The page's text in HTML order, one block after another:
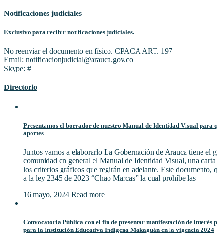
Notificaciones judiciales
Exclusivo para recibir notificaciones judiciales.
No reenviar el documento en físico. CPACA ART. 197
Email: notificacionjudicial@arauca.gov.co
Skype: #
Directorio
Presentamos el borrador de nuestro Manual de Identidad Visual para
aportes
Juntos vamos a elaborarlo La Gobernación de Arauca tiene el
comunidad en general el Manual de Identidad Visual, una
los criterios gráficos que regirán en adelante. Este documento,
a la ley 2345 de 2023 “Chao Marcas” la cual prohíbe las
16 mayo, 2024 Read more
Convocatoria Pública con el fin de presentar manifestación de interés
para la Institución Educativa Indígena Makaguán en la vigencia 2024